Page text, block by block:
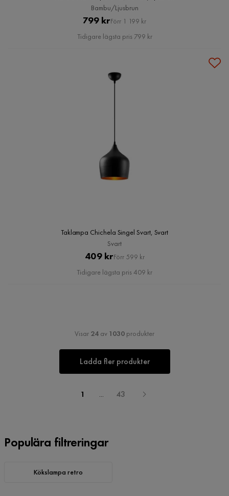
Bambu/Ljusbrun
Pris
799 kr Original
Pris
Förr 1 199 kr
Tidigare lägsta pris 799 kr
Taklampa Chichela Singel Svart, Svart
Svart
Pris
409 krOriginal
Pris
Förr 599 kr
Tidigare lägsta pris 409 kr
Visar 24 av 1030 produkter
Ladda fler produkter
1 ... 43
Populära filtreringar
Kökslampa retro